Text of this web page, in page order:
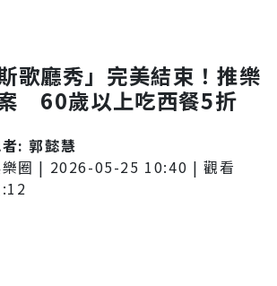
歌廳秀」完美結束！推樂
60歲以上吃西餐5折
者:郭懿慧
圈 | 2026-05-25 10:40 | 觀看
12